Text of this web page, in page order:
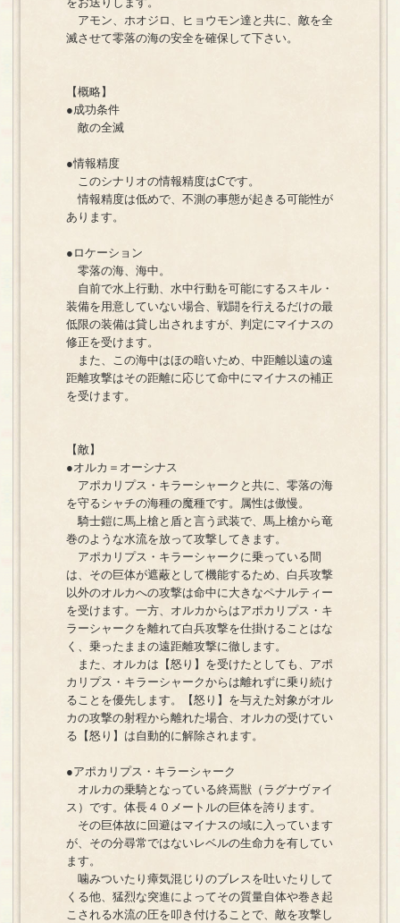
アモン、ホオジロ、ヒョウモン達と共に、敵を全
滅させて零落の海の安全を確保して下さい。
【概略】
●成功条件
敵の全滅
●情報精度
このシナリオの情報精度はCです。
情報精度は低めで、不測の事態が起きる可能性が
あります。
●ロケーション
零落の海、海中。
自前で水上行動、水中行動を可能にするスキル・
装備を用意していない場合、戦闘を行えるだけの最
低限の装備は貸し出されますが、判定にマイナスの
修正を受けます。
また、この海中はほの暗いため、中距離以遠の遠
距離攻撃はその距離に応じて命中にマイナスの補正
を受けます。
【敵】
●オルカ＝オーシナス
アポカリプス・キラーシャークと共に、零落の海
を守るシャチの海種の魔種です。属性は傲慢。
騎士鎧に馬上槍と盾と言う武装で、馬上槍から竜
巻のような水流を放って攻撃してきます。
アポカリプス・キラーシャークに乗っている間
は、その巨体が遮蔽として機能するため、白兵攻撃
以外のオルカへの攻撃は命中に大きなペナルティー
を受けます。一方、オルカからはアポカリプス・キ
ラーシャークを離れて白兵攻撃を仕掛けることはな
く、乗ったままの遠距離攻撃に徹します。
また、オルカは【怒り】を受けたとしても、アポ
カリプス・キラーシャークからは離れずに乗り続け
ることを優先します。【怒り】を与えた対象がオル
カの攻撃の射程から離れた場合、オルカの受けてい
る【怒り】は自動的に解除されます。
●アポカリプス・キラーシャーク
オルカの乗騎となっている終焉獣（ラグナヴァイ
ス）です。体長４０メートルの巨体を誇ります。
その巨体故に回避はマイナスの域に入っています
が、その分尋常ではないレベルの生命力を有してい
ます。
噛みついたり瘴気混じりのブレスを吐いたりして
くる他、猛烈な突進によってその質量自体や巻き起
こされる水流の圧を叩き付けることで、敵を攻撃し